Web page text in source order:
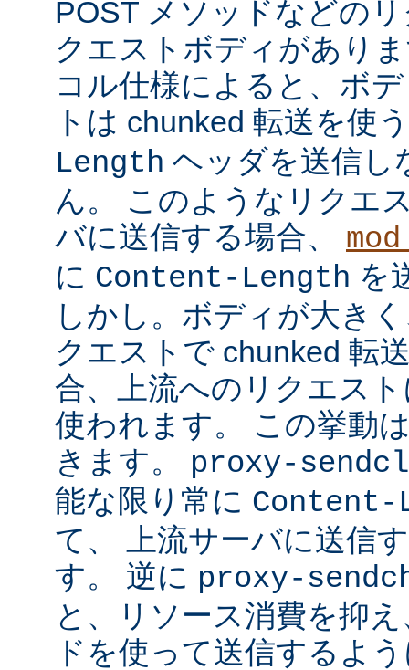
POST メソッドなどの
クエストボディがあり
コル仕様によると、ボ
トは chunked 転送を使
Length ヘッダを送信し
ん。 このようなリクエ
バに送信する場合、
に Content-Length を
しかし。ボディが大き
クエストで chunked 転
合、上流へのリクエス
使われます。 この挙動
きます。 proxy-sendcl
能な限り常に Content-
て、 上流サーバに送信
す。 逆に proxy-
と、リソース消費を抑
ドを使って送信するよ